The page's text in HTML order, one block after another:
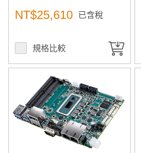
NT$25,610 已含稅
規格比較